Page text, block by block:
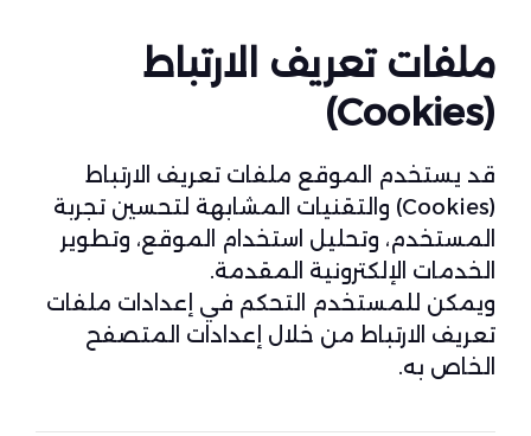
ملفات تعريف الارتباط
(Cookies)
قد يستخدم الموقع ملفات تعريف الارتباط
(Cookies) والتقنيات المشابهة لتحسين تجربة
المستخدم، وتحليل استخدام الموقع، وتطوير
الخدمات الإلكترونية المقدمة.
ويمكن للمستخدم التحكم في إعدادات ملفات
تعريف الارتباط من خلال إعدادات المتصفح
الخاص به.